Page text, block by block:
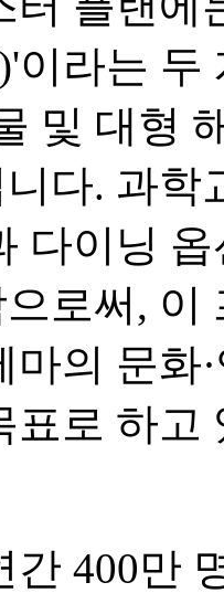
이라는
및 대형
다. 과학
다이닝
로써,
마의 문화
표로 하고
간 400만